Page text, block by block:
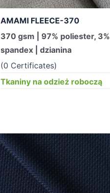
AMAMI FLEECE-370
370 gsm | 97% poliester, 3%
spandex | dzianina
(0 Certificates)
Tkaniny na odzież roboczą